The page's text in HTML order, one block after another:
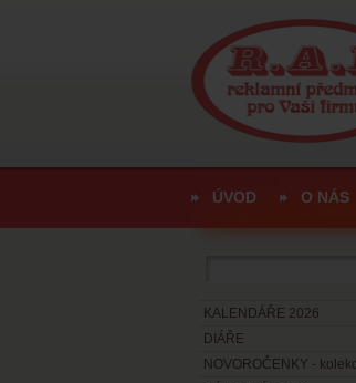
ÚVOD O NÁS
KALENDÁŘE 2026
DIÁŘE
NOVOROČENKY -